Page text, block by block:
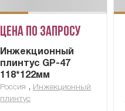
Цена по запросу
Инжекционный
плинтус GP-47
118*122мм
Россия , Инжекционный
плинтус